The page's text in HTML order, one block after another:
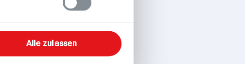
Alle zulassen